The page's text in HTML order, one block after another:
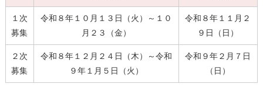
１次
募集
令和８年１０月１３日（火）～１０
月２３（金）
令和８年１１月２
９日（日）
２次
募集
令和８年１２月２４日（木）～令和
９年１月５日（火）
令和９年２月７日
（日）